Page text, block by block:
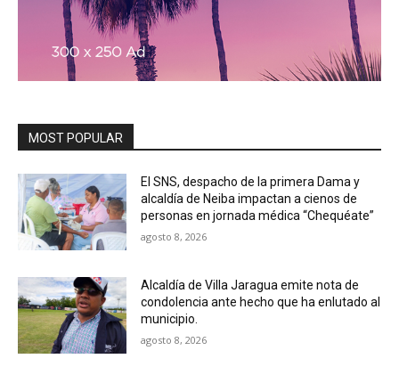
MOST POPULAR
El SNS, despacho de la primera Dama y
alcaldía de Neiba impactan a cienos de
personas en jornada médica “Chequéate”
agosto 8, 2026
Alcaldía de Villa Jaragua emite nota de
condolencia ante hecho que ha enlutado al
municipio.
agosto 8, 2026